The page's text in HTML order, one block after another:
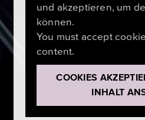
und akzeptieren, um
können.
You must accept
content.
COOKIES
INHALT